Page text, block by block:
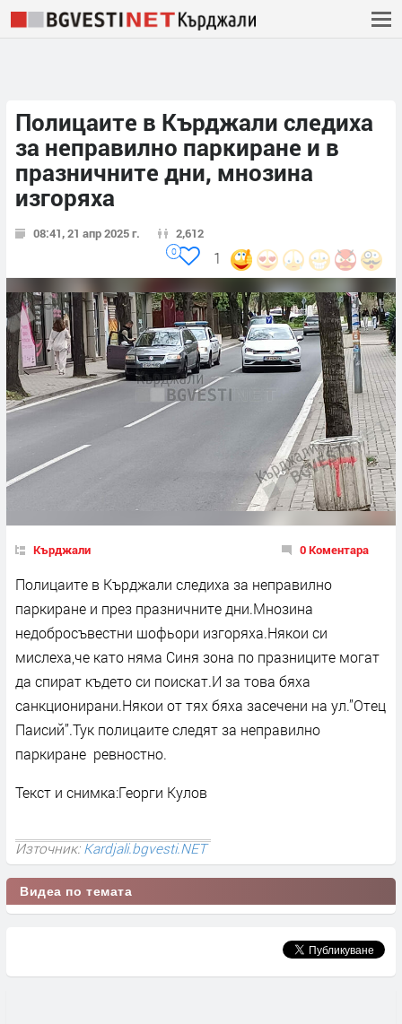
Полицаите в Кърджали следиха
за неправилно паркиране и в
празничните дни, мнозина
изгоряха
08:41, 21 апр 2025 г. 2,612
1
0
Кърджали 0 Коментара
Полицаите в Кърджали следиха за неправилно
паркиране и през празничните дни.Мнозина
недобросъвестни шофьори изгоряха.Някои си
мислеха,че като няма Синя зона по празниците могат
да спират където си поискат.И за това бяха
санкционирани.Някои от тях бяха засечени на ул.”Отец
Паисий”.Тук полицаите следят за неправилно
паркиране ревностно.
Текст и снимка:Георги Кулов
Източник:Kardjali.bgvesti.NET
Видеа по темата